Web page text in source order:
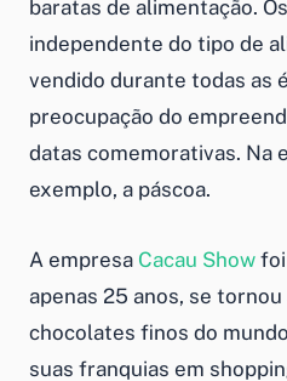
baratas de alimentação.
independente do tipo de
vendido durante todas as
preocupação do
datas comemorativas. Na
exemplo, a páscoa.
A empresa Cacau Show
apenas 25 anos, se
chocolates finos do
suas franquias em